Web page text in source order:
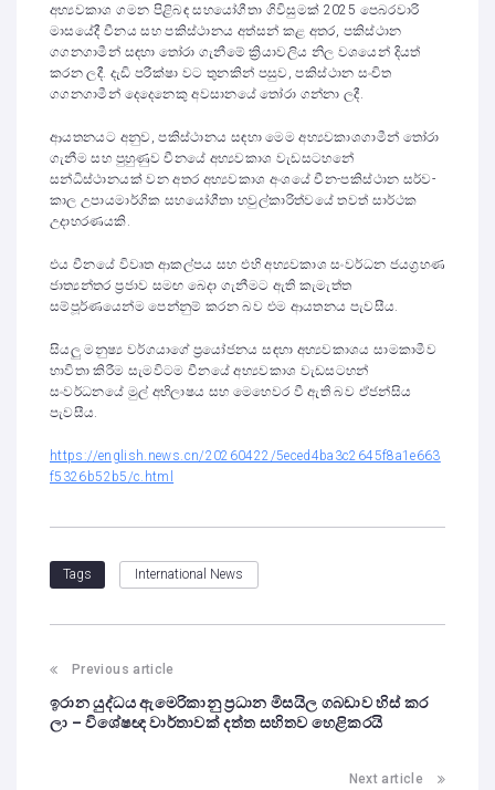
අභ්‍යවකාශ ගමන පිළිබඳ සහයෝගීතා ගිවිසුමක් 2025 පෙබරවාරි
මාසයේදී චීනය සහ පකිස්ථානය අත්සන් කළ අතර, පකිස්ථාන
ගගනගාමීන් සඳහා තෝරා ගැනීමේ ක්‍රියාවලිය නිල වශයෙන් දියත්
කරන ලදී. දැඩි පරීක්ෂා වට තුනකින් පසුව, පකිස්ථාන සංචිත
ගගනගාමීන් දෙදෙනෙකු අවසානයේ තෝරා ගන්නා ලදී.
ආයතනයට අනුව, පකිස්ථානය සඳහා මෙම අභ්‍යවකාශගාමීන් තෝරා
ගැනීම සහ පුහුණුව චීනයේ අභ්‍යවකාශ වැඩසටහනේ
සන්ධිස්ථානයක් වන අතර අභ්‍යවකාශ අංශයේ චීන-පකිස්ථාන සර්ව-
කාල උපායමාර්ගික සහයෝගීතා හවුල්කාරිත්වයේ තවත් සාර්ථක
උදාහරණයකි.
එය චීනයේ විවෘත ආකල්පය සහ එහි අභ්‍යවකාශ සංවර්ධන ජයග්‍රහණ
ජාත්‍යන්තර ප්‍රජාව සමඟ බෙදා ගැනීමට ඇති කැමැත්ත
සම්පූර්ණයෙන්ම පෙන්නුම් කරන බව එම ආයතනය පැවසීය.
සියලු මනුෂ්‍ය වර්ගයාගේ ප්‍රයෝජනය සඳහා අභ්‍යවකාශය සාමකාමීව
භාවිතා කිරීම සැමවිටම චීනයේ අභ්‍යවකාශ වැඩසටහන්
සංවර්ධනයේ මුල් අභිලාෂය සහ මෙහෙවර වී ඇති බව ඒජන්සිය
පැවසීය.
https://english.news.cn/20260422/5eced4ba3c2645f8a1e663
f5326b52b5/c.html
Tags International News
Previous article
ඉරාන යුද්ධය ඇමෙරිකානු ප්‍රධාන මිසයිල ගබඩාව හිස් කර
ලා – විශේෂඥ වාර්තාවක් දත්ත සහිතව හෙළිකරයි
Next article